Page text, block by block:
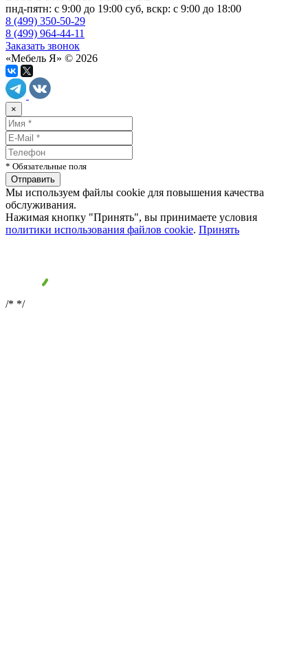
пнд-пятн: с 9:00 до 19:00 суб, вскр: с 9:00 до 18:00
8 (499) 350-50-29
8 (499) 964-44-11
Заказать звонок
«Мебель Я» © 2026
×
* Обязательные поля
Мы используем файлы cookie для повышения качества
обслуживания.
Нажимая кнопку "Принять", вы принимаете условия
политики использования файлов cookie. Принять
/* */